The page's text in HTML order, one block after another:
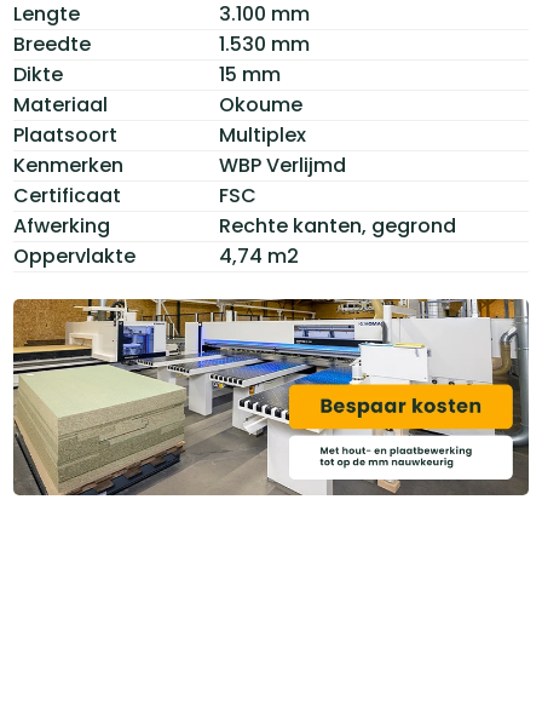
Lengte
3.100 mm
Breedte
1.530 mm
Dikte
15 mm
Materiaal
Okoume
Plaatsoort
Multiplex
Kenmerken
WBP Verlijmd
Certificaat
FSC
Afwerking
Rechte kanten, gegrond
Oppervlakte
4,74 m2